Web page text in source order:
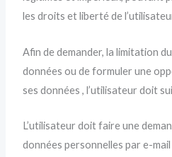
les droits et liberté de
Afin de demander, la limitation
données ou de formuler une
ses données , l’utilisateur doit
L’utilisateur doit faire une
données personnelles par e-